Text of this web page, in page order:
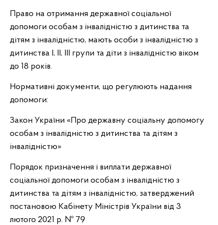
Право на отримання державної соціальної
допомоги особам з інвалідністю з дитинства та
дітям з інвалідністю, мають особи з інвалідністю з
дитинства І, ІІ, ІІІ групи та діти з інвалідністю віком
до 18 років.
Нормативні документи, що регулюють надання
допомоги:
Закон України «Про державну соціальну допомогу
особам з інвалідністю з дитинства та дітям з
інвалідністю»
Порядок призначення і виплати державної
соціальної допомоги особам з інвалідністю з
дитинства та дітям з інвалідністю, затверджений
постановою Кабінету Міністрів України від 3
лютого 2021 р. № 79